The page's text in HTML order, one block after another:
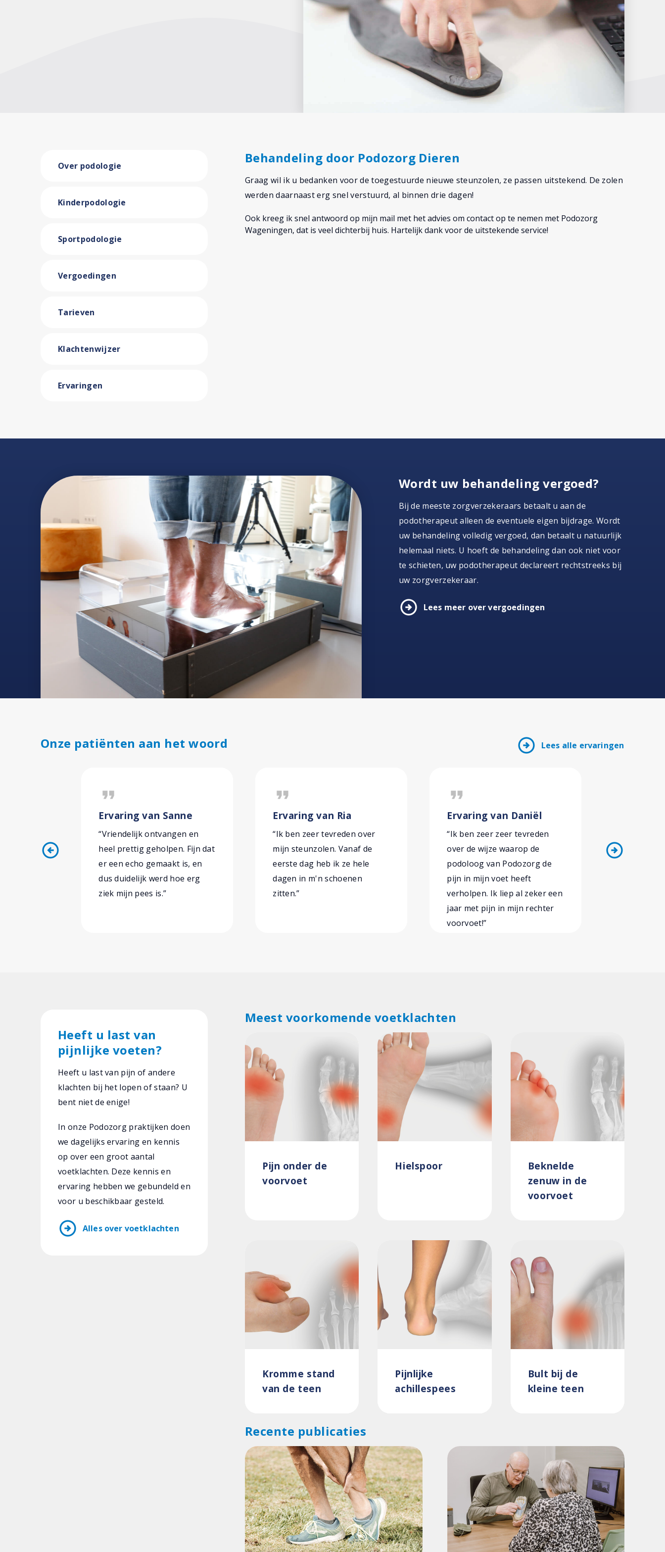
Over podologie
Kinderpodologie
Sportpodologie
Vergoedingen
Tarieven
Klachtenwijzer
Ervaringen
Behandeling door Podozorg Dieren
Graag wil ik u bedanken voor de toegestuurde nieuwe steunzolen, ze passen uitstekend. De zolen
werden daarnaast erg snel verstuurd, al binnen drie dagen!
Ook kreeg ik snel antwoord op mijn mail met het advies om contact op te nemen met Podozorg
Wageningen, dat is veel dichterbij huis. Hartelijk dank voor de uitstekende service!
Wordt uw behandeling vergoed?
Bij de meeste zorgverzekeraars betaalt u aan de
podotherapeut alleen de eventuele eigen bijdrage. Wordt
uw behandeling volledig vergoed, dan betaalt u natuurlijk
helemaal niets. U hoeft de behandeling dan ook niet voor
te schieten, uw podotherapeut declareert rechtstreeks bij
uw zorgverzekeraar.
arrow_circle_right Lees meer over vergoedingen
Onze patiënten aan het woord arrow_circle_right Lees alle ervaringen
arrow_circle_left
format_quote
Ervaring van Sanne
“Vriendelijk ontvangen en
heel prettig geholpen. Fijn dat
er een echo gemaakt is, en
dus duidelijk werd hoe erg
ziek mijn pees is.”
format_quote
Ervaring van Ria
“Ik ben zeer tevreden over
mijn steunzolen. Vanaf de
eerste dag heb ik ze hele
dagen in m'n schoenen
zitten.”
format_quote
Ervaring van Daniël
“Ik ben zeer zeer tevreden
over de wijze waarop de
podoloog van Podozorg de
pijn in mijn voet heeft
verholpen. Ik liep al zeker een
jaar met pijn in mijn rechter
voorvoet!”
geholpen!
arrow_circle_right
Heeft u last van
pijnlijke voeten?
Heeft u last van pijn of andere
klachten bij het lopen of staan? U
bent niet de enige!
In onze Podozorg praktijken doen
we dagelijks ervaring en kennis
op over een groot aantal
voetklachten. Deze kennis en
ervaring hebben we gebundeld en
voor u beschikbaar gesteld.
arrow_circle_right Alles over voetklachten
Meest voorkomende voetklachten
Pijn onder de
voorvoet
Hielspoor
Beknelde
zenuw in de
voorvoet
Kromme stand
van de teen
Pijnlijke
achillespees
Bult bij de
kleine teen
Recente publicaties